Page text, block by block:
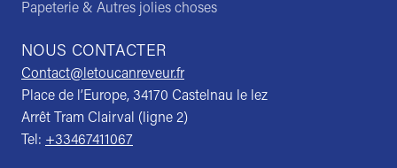
Papeterie & Autres jolies choses
NOUS CONTACTER
Contact@letoucanreveur.fr
Place de l’Europe, 34170 Castelnau le lez
Arrêt Tram Clairval (ligne 2)
Tel: +33467411067